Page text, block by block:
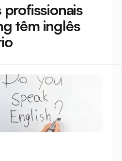
profissionais
têm inglês